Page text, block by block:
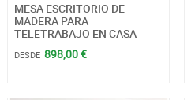
MESA ESCRITORIO DE
MADERA PARA
TELETRABAJO EN CASA
DESDE 898,00 €